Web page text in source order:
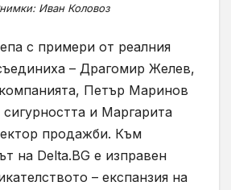
Иван Коловоз
с примери от реалния
– Драгомир Желев,
Петър Маринов
и Маргарита
продажби. Към
на Delta.BG е изправен
– експанзия на